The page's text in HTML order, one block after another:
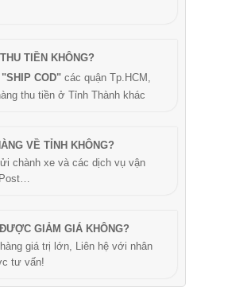
TIỀN KHÔNG?
"SHIP COD" các quận Tp.HCM,
thu tiền ở Tỉnh Thành khác
VỀ TỈNH KHÔNG?
chành xe và các dịch vụ vận
GIẢM GIÁ KHÔNG?
giá trị lớn, Liên hệ với nhân
tư vấn!